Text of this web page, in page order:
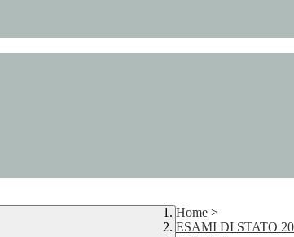
Home >
ESAMI DI STATO